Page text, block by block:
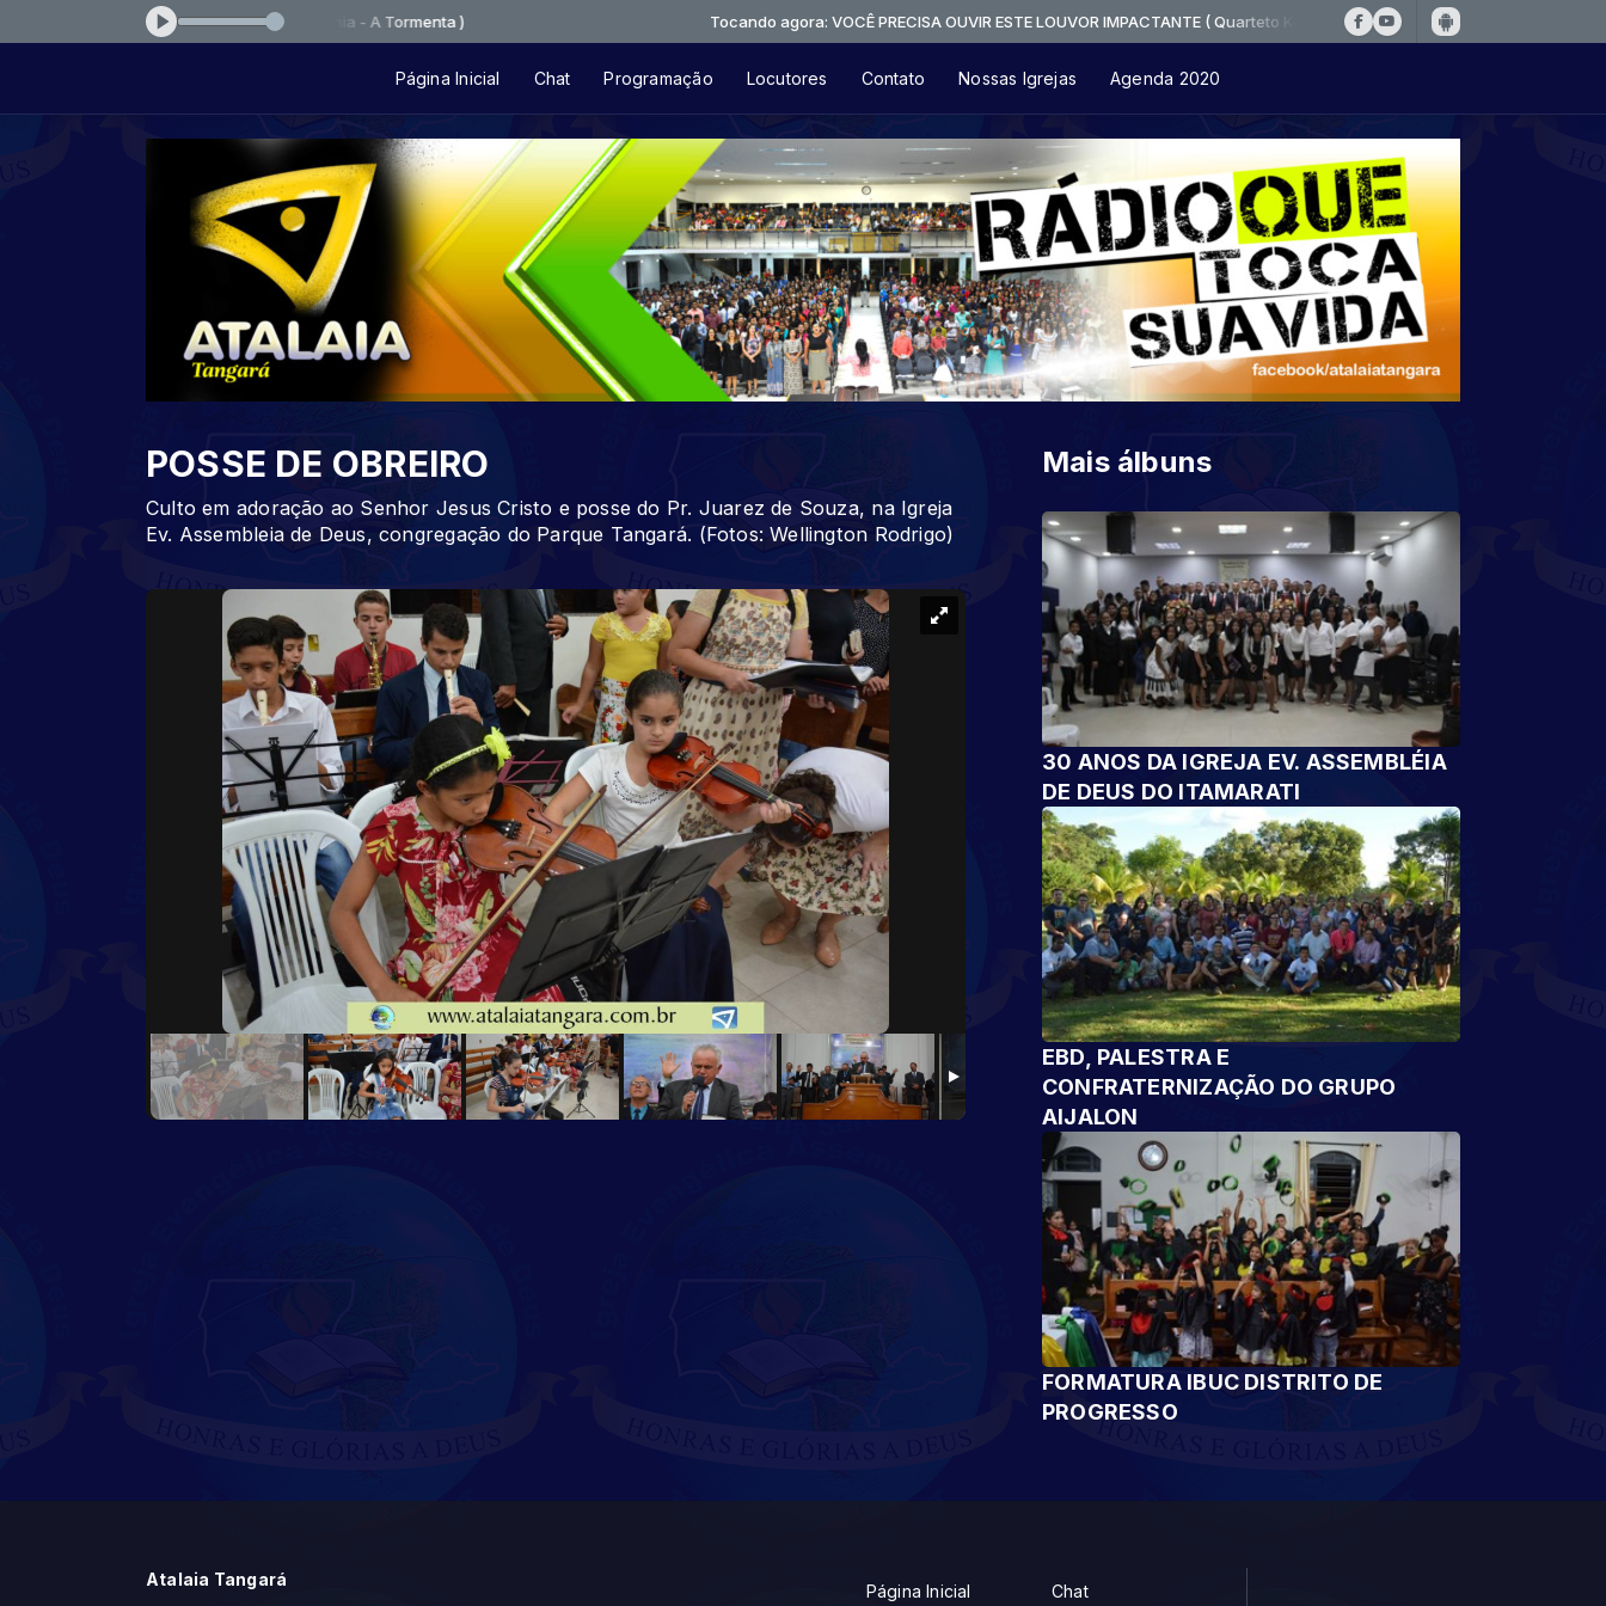
IMPACTANTE ( Quarteto Koiononia - A Tormenta ) Tocando agora: VOCÊ PRECISA OUVIR ESTE LOUVOR IMPACTANTE ( Quarteto Koiononia - A Tormenta )
Página Inicial Chat Programação Locutores Contato Nossas Igrejas Agenda 2020
POSSE DE OBREIRO
Culto em adoração ao Senhor Jesus Cristo e posse do Pr. Juarez de Souza, na Igreja
Ev. Assembleia de Deus, congregação do Parque Tangará. (Fotos: Wellington Rodrigo)
Mais álbuns
30 ANOS DA IGREJA EV. ASSEMBLÉIA
DE DEUS DO ITAMARATI
EBD, PALESTRA E
CONFRATERNIZAÇÃO DO GRUPO
AIJALON
FORMATURA IBUC DISTRITO DE
PROGRESSO
Atalaia Tangará
Página Inicial Chat